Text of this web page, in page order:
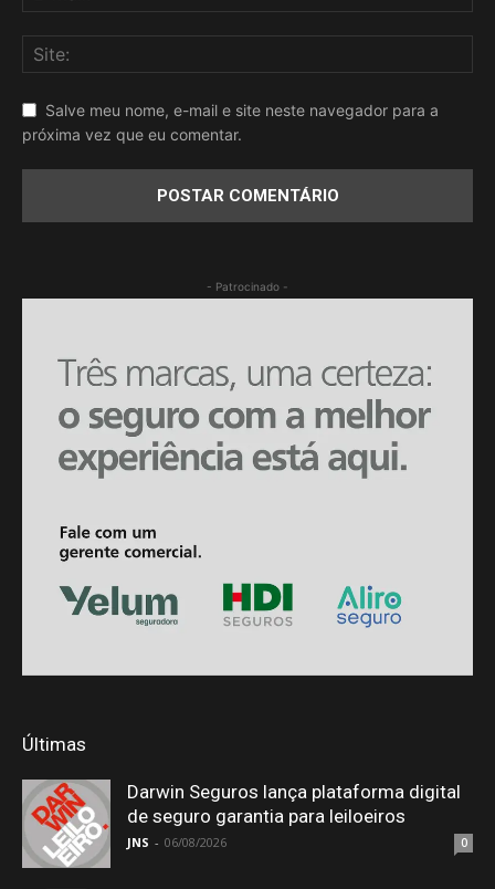
Salve meu nome, e-mail e site neste navegador para a
próxima vez que eu comentar.
- Patrocinado -
Últimas
Darwin Seguros lança plataforma digital
de seguro garantia para leiloeiros
JNS - 06/08/2026 0